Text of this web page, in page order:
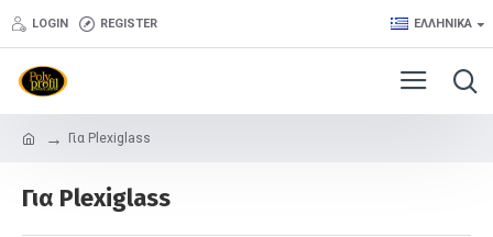
LOGIN REGISTER ΕΛΛΗΝΙΚΆ
Για Plexiglass
Για Plexiglass